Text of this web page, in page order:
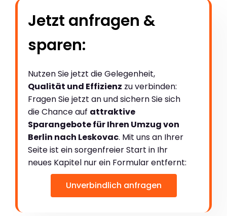
Jetzt anfragen &
sparen:
Nutzen Sie jetzt die Gelegenheit,
Qualität und Effizienz zu verbinden:
Fragen Sie jetzt an und sichern Sie sich
die Chance auf attraktive
Sparangebote für Ihren Umzug von
Berlin nach Leskovac. Mit uns an Ihrer
Seite ist ein sorgenfreier Start in Ihr
neues Kapitel nur ein Formular entfernt:
Unverbindlich anfragen